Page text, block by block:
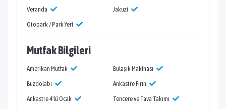
Veranda
Jakuzi
Otopark / Park Yeri
Mutfak Bilgileri
Amerikan Mutfak
Bulaşık Makinası
Buzdolabı
Ankastre Fırın
Ankastre 4'lü Ocak
Tencere ve Tava Takımı